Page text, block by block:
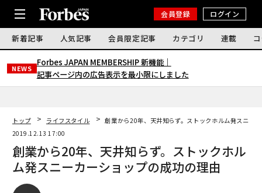
会員登録 ログイン
新着記事 人気記事 会員限定記事 カテゴリ 連載
NEWS
Forbes JAPAN MEMBERSHIP 新機能｜
記事ページ内の広告表示を最小限にしました
トップ ライフスタイル
創業から20年、天井知らず。ストックホルム発スニー
2019.12.13 17:00
創業から20年、天井知らず。ストックホル
ム発スニーカーショップの成功の理由